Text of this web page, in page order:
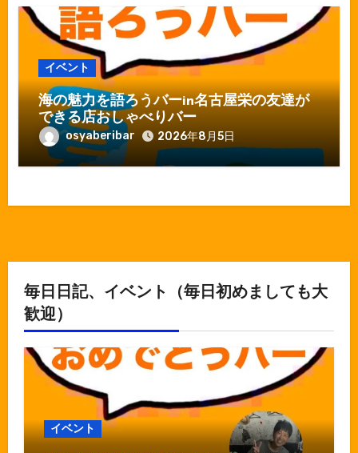
イベント
海の魅力を語ろうバーin名古屋栄の友達が
できる店おしゃべりバー
osyaberibar 2026年8月5日
毎日日記、イベント（毎日初めましても大
歓迎）
イベント